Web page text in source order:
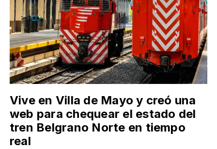
Vive en Villa de Mayo y creó una
web para chequear el estado del
tren Belgrano Norte en tiempo
real